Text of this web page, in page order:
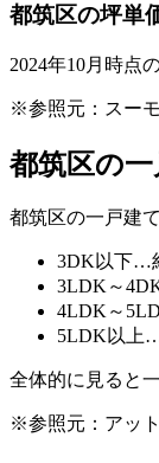
都筑区の坪単
2024年10月時点
※参照元：スー
都筑区の
都筑区の一戸建
3DK以下…
3LDK～
4LDK～
5LDK以上
全体的に見ると
※参照元：アッ